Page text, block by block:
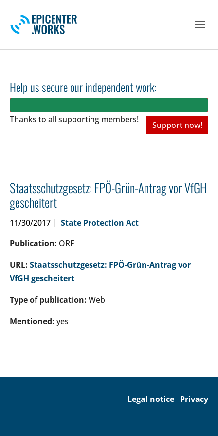
Help us secure our independent work:
Thanks to all supporting members!
Support now!
Staatsschutzgesetz: FPÖ-Grün-Antrag vor VfGH
gescheitert
11/30/2017
State Protection Act
Publication: ORF
URL: Staatsschutzgesetz: FPÖ-Grün-Antrag vor
VfGH gescheitert
Type of publication: Web
Mentioned: yes
Legal notice Privacy